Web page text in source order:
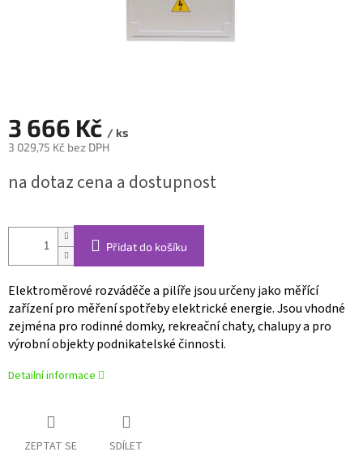
3 666 Kč / ks
3 029,75 Kč bez DPH
cena:
na dotaz cena a dostupnost
Přidat do košíku
Elektroměrové rozváděče a pilíře jsou určeny jako měřící
zařízení pro měření spotřeby elektrické energie. Jsou vhodné
zejména pro rodinné domky, rekreační chaty, chalupy a pro
výrobní objekty podnikatelské činnosti.
Detailní informace
ZEPTAT SE SDÍLET